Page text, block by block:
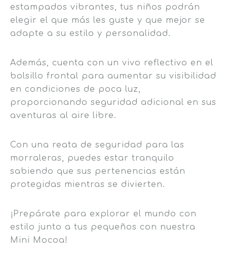
estampados vibrantes, tus niños podrán
elegir el que más les guste y que mejor se
adapte a su estilo y personalidad.
Además, cuenta con un vivo reflectivo en el
bolsillo frontal para aumentar su visibilidad
en condiciones de poca luz,
proporcionando seguridad adicional en sus
aventuras al aire libre.
Con una reata de seguridad para las
morraleras, puedes estar tranquilo
sabiendo que sus pertenencias están
protegidas mientras se divierten.
¡Prepárate para explorar el mundo con
estilo junto a tus pequeños con nuestra
Mini Mocoa!